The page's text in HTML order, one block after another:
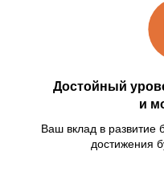
Достойный
и
Ваш вклад в развитие
достижения